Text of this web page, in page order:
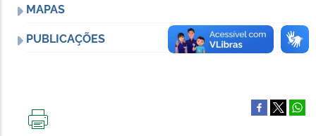
MAPAS
PUBLICAÇÕES